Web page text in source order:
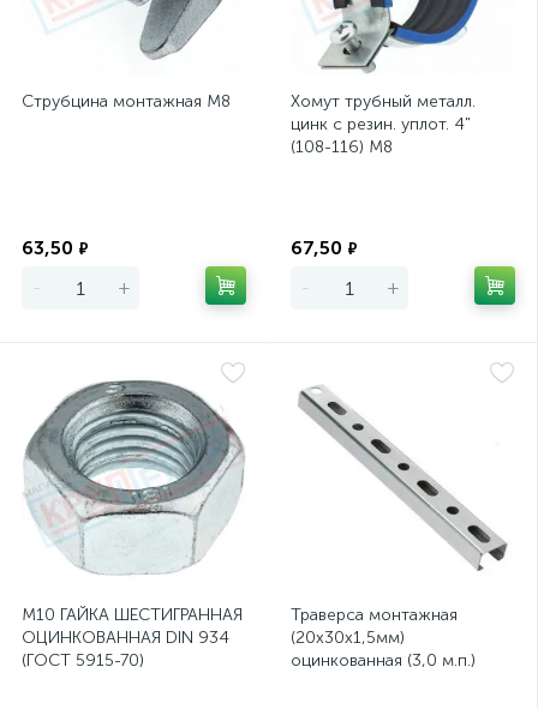
Струбцина монтажная М8
63,50 ₽
- +
Хомут трубный металл.
цинк с резин. уплот. 4"
(108-116) М8
67,50 ₽
- +
М10 ГАЙКА ШЕСТИГРАННАЯ
ОЦИНКОВАННАЯ DIN 934
(ГОСТ 5915-70)
Траверса монтажная
(20х30х1,5мм)
оцинкованная (3,0 м.п.)